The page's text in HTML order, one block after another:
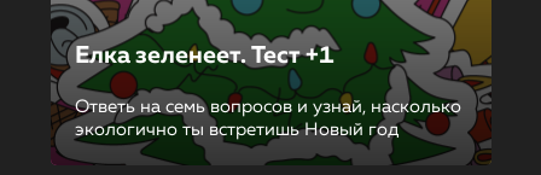
Елка зеленеет. Тест +1
Ответь на семь вопросов и узнай, насколько
экологично ты встретишь Новый год